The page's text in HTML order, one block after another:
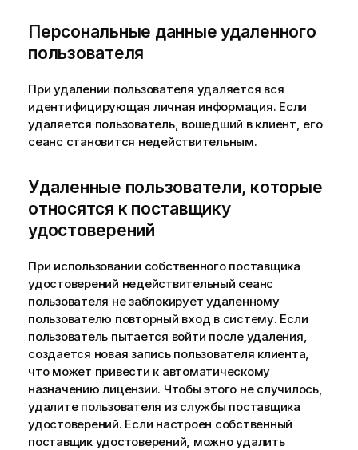
Персональные данные удаленного
пользователя
При удалении пользователя удаляется вся
идентифицирующая личная информация. Если
удаляется пользователь, вошедший в клиент, его
сеанс становится недействительным.
Удаленные пользователи, которые
относятся к поставщику
удостоверений
При использовании собственного поставщика
удостоверений недействительный сеанс
пользователя не заблокирует удаленному
пользователю повторный вход в систему. Если
пользователь пытается войти после удаления,
создается новая запись пользователя клиента,
что может привести к автоматическому
назначению лицензии. Чтобы этого не случилось,
удалите пользователя из службы поставщика
удостоверений. Если настроен собственный
поставщик удостоверений, можно удалить